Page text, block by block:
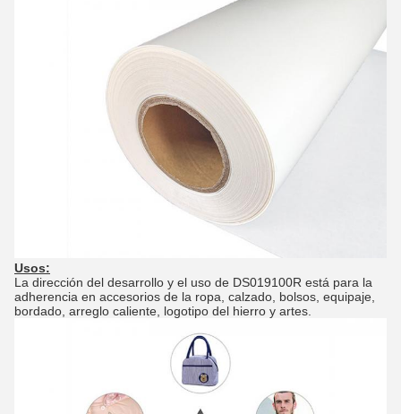
Usos:
La dirección del desarrollo y el uso de DS019100R está para la
adherencia en accesorios de la ropa, calzado, bolsos, equipaje,
bordado, arreglo caliente, logotipo del hierro y artes.